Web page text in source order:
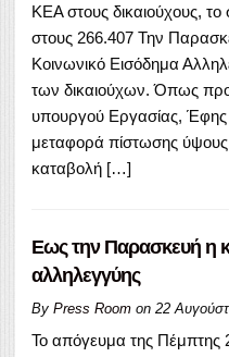
ΚΕΑ στους δικαιούχους,
στους 266.407 Την
Κοινωνικό Εισόδημα
των δικαιούχων. Όπως
υπουργού Εργασίας, Έφης
μεταφορά πίστωσης ύψους
καταβολή […]
Εως την Παρασκευή η
αλληλεγγύης
By Press Room on 22
Το απόγευμα της Πέμπτης